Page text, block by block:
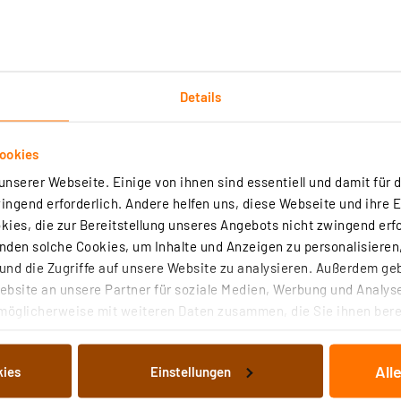
Details
Webseite. Einige von ihnen sind essentiell und damit für
erforderlich. Andere helfen uns, diese Webseite und ihre
die zur Bereitstellung unseres Angebots nicht zwingend
solche Cookies, um Inhalte und Anzeigen zu
die Zugriffe auf unsere Website zu analysieren. Außerdem
an unsere Partner für soziale Medien, Werbung und
mit weiteren Daten zusammen, die Sie ihnen
dargestellten bzw. die von Ihnen ausgewählten
Auflistung der einzelnen Cookies nach Zweck und
Einstellungen